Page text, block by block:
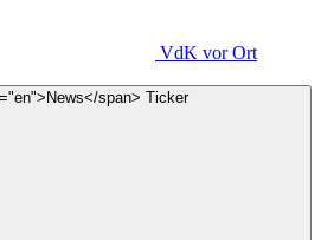
VdK vor Ort
span> Ticker